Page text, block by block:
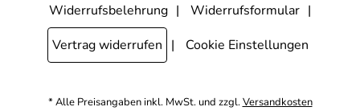
Widerrufsbelehrung
Widerrufsformular
Vertrag widerrufen
Cookie Einstellungen
* Alle Preisangaben inkl. MwSt. und zzgl.Versandkosten